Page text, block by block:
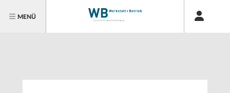
MENÜ